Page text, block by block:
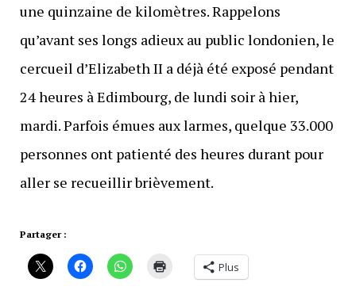
une quinzaine de kilomètres. Rappelons
qu’avant ses longs adieux au public londonien, le
cercueil d’Elizabeth II a déjà été exposé pendant
24 heures à Edimbourg, de lundi soir à hier,
mardi. Parfois émues aux larmes, quelque 33.000
personnes ont patienté des heures durant pour
aller se recueillir brièvement.
Partager :
Plus